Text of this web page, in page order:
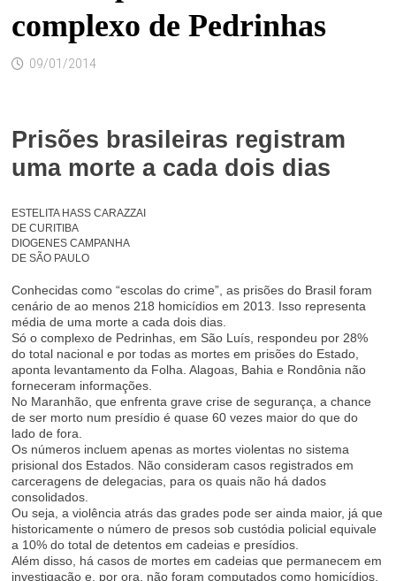
complexo de Pedrinhas
09/01/2014
Prisões brasileiras registram
uma morte a cada dois dias
ESTELITA HASS CARAZZAI
DE CURITIBA
DIOGENES CAMPANHA
DE SÃO PAULO
Conhecidas como “escolas do crime”, as prisões do Brasil foram
cenário de ao menos 218 homicídios em 2013. Isso representa
média de uma morte a cada dois dias.
Só o complexo de Pedrinhas, em São Luís, respondeu por 28%
do total nacional e por todas as mortes em prisões do Estado,
aponta levantamento da Folha . Alagoas, Bahia e Rondônia não
forneceram informações.
No Maranhão, que enfrenta grave crise de segurança, a chance
de ser morto num presídio é quase 60 vezes maior do que do
lado de fora.
Os números incluem apenas as mortes violentas no sistema
prisional dos Estados. Não consideram casos registrados em
carceragens de delegacias, para os quais não há dados
consolidados.
Ou seja, a violência atrás das grades pode ser ainda maior, já que
historicamente o número de presos sob custódia policial equivale
a 10% do total de detentos em cadeias e presídios.
Além disso, há casos de mortes em cadeias que permanecem em
investigação e, por ora, não foram computados como homicídios.